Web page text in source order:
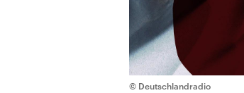
© Deutschlandradio